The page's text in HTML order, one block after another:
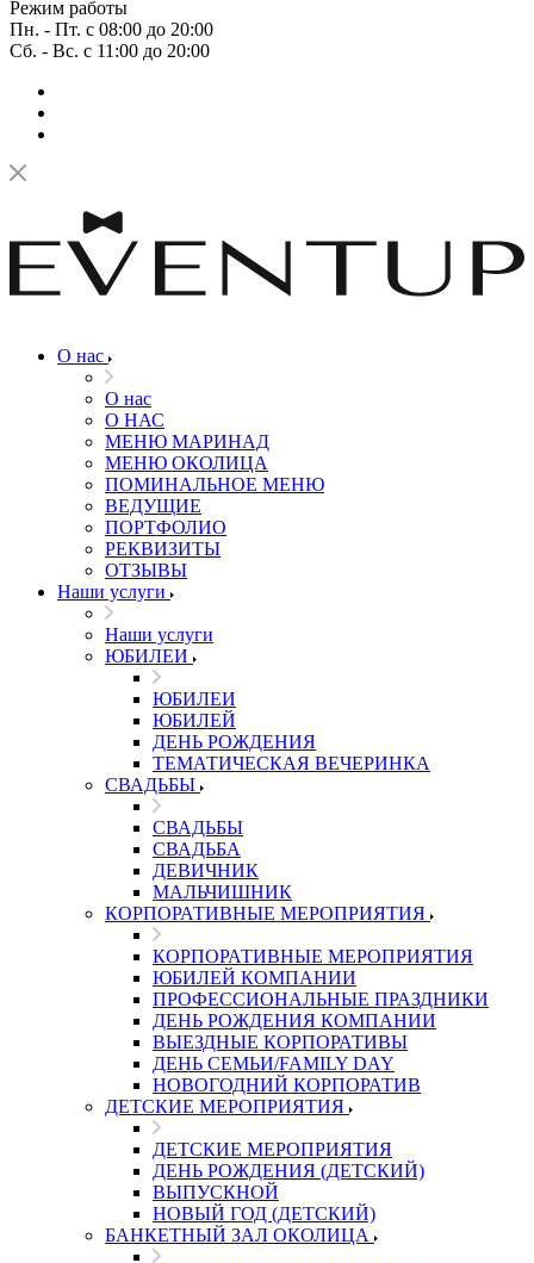
Режим работы
Пн. - Пт. с 08:00 до 20:00
Сб. - Вс. с 11:00 до 20:00
О нас
О нас
О НАС
МЕНЮ МАРИНАД
МЕНЮ ОКОЛИЦА
ПОМИНАЛЬНОЕ МЕНЮ
ВЕДУЩИЕ
ПОРТФОЛИО
РЕКВИЗИТЫ
ОТЗЫВЫ
Наши услуги
Наши услуги
ЮБИЛЕИ
ЮБИЛЕИ
ЮБИЛЕЙ
ДЕНЬ РОЖДЕНИЯ
ТЕМАТИЧЕСКАЯ ВЕЧЕРИНКА
СВАДЬБЫ
СВАДЬБЫ
СВАДЬБА
ДЕВИЧНИК
МАЛЬЧИШНИК
КОРПОРАТИВНЫЕ МЕРОПРИЯТИЯ
КОРПОРАТИВНЫЕ МЕРОПРИЯТИЯ
ЮБИЛЕЙ КОМПАНИИ
ПРОФЕССИОНАЛЬНЫЕ ПРАЗДНИКИ
ДЕНЬ РОЖДЕНИЯ КОМПАНИИ
ВЫЕЗДНЫЕ КОРПОРАТИВЫ
ДЕНЬ СЕМЬИ/FAMILY DAY
НОВОГОДНИЙ КОРПОРАТИВ
ДЕТСКИЕ МЕРОПРИЯТИЯ
ДЕТСКИЕ МЕРОПРИЯТИЯ
ДЕНЬ РОЖДЕНИЯ (ДЕТСКИЙ)
ВЫПУСКНОЙ
НОВЫЙ ГОД (ДЕТСКИЙ)
БАНКЕТНЫЙ ЗАЛ ОКОЛИЦА